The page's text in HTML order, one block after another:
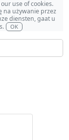
use of cookies.
na używanie przez
diensten, gaat u
OK